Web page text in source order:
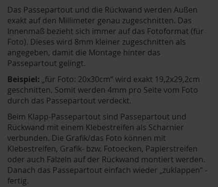
Das Passepartout und die Rückwand werden Außen
exakt auf den Millimeter genau zugeschnitten. Das
Innenmaß bezieht sich immer auf das Fotoformat (für
Foto). Dieses wird 8mm kleiner zugeschnitten als
angegeben, damit die Montage hinter das
Passepartout gelingt.
Beispiel: „für Foto: 20x30cm“ wird exakt 19,2x29,2cm
geschnitten. Somit werden 4mm pro Seite vom Foto
durch das Passepartout verdeckt.
Beim Klapp-Passepartout sind Passepartout und
Rückwand mit einem Klebestreifen als Scharnier
verbunden. Die Grafik/das Foto können mit
Klebestreifen, Grafik- bzw. Fotoecken, Papierstreifen
oder auch Fälzeln auf der Rückwand montiert werden.
Danach das Passepartout einfach wieder „zuklappen“ -
fertig.